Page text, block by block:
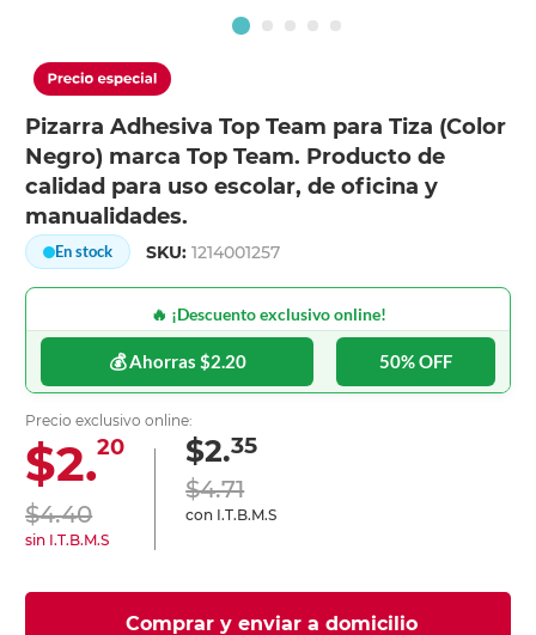
Pizarra Adhesiva Top Team para Tiza (Color
Negro) marca Top Team. Producto de
calidad para uso escolar, de oficina y
manualidades.
En stock SKU:1214001257
🔥 ¡Descuento exclusivo online!
💰 Ahorras $2.20 50% OFF
Precio exclusivo online:
$2.20
$4.40
sin I.T.B.M.S
$2.35
$4.71
con I.T.B.M.S
Comprar y enviar a domicilio